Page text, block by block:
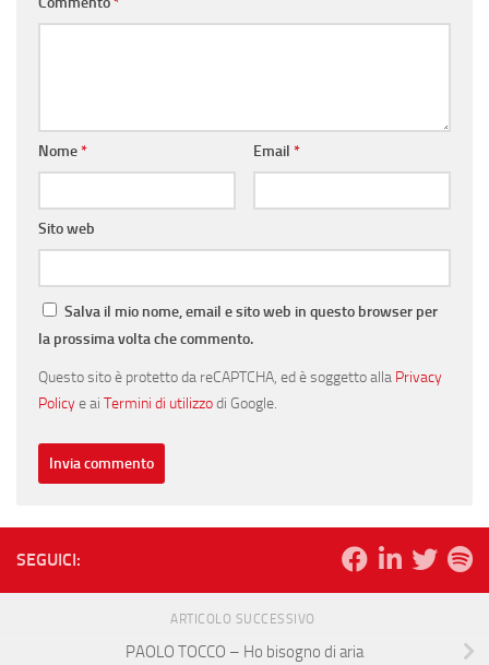
Nome* Email *
Sito web
Salva il mio nome, email e sito web in questo browser per
la prossima volta che commento.
Questo sito è protetto da reCAPTCHA, ed è soggetto alla Privacy
Policye ai Termini di utilizzodi Google.
SEGUICI:
ARTICOLO SUCCESSIVO
PAOLO TOCCO – Ho bisogno di aria